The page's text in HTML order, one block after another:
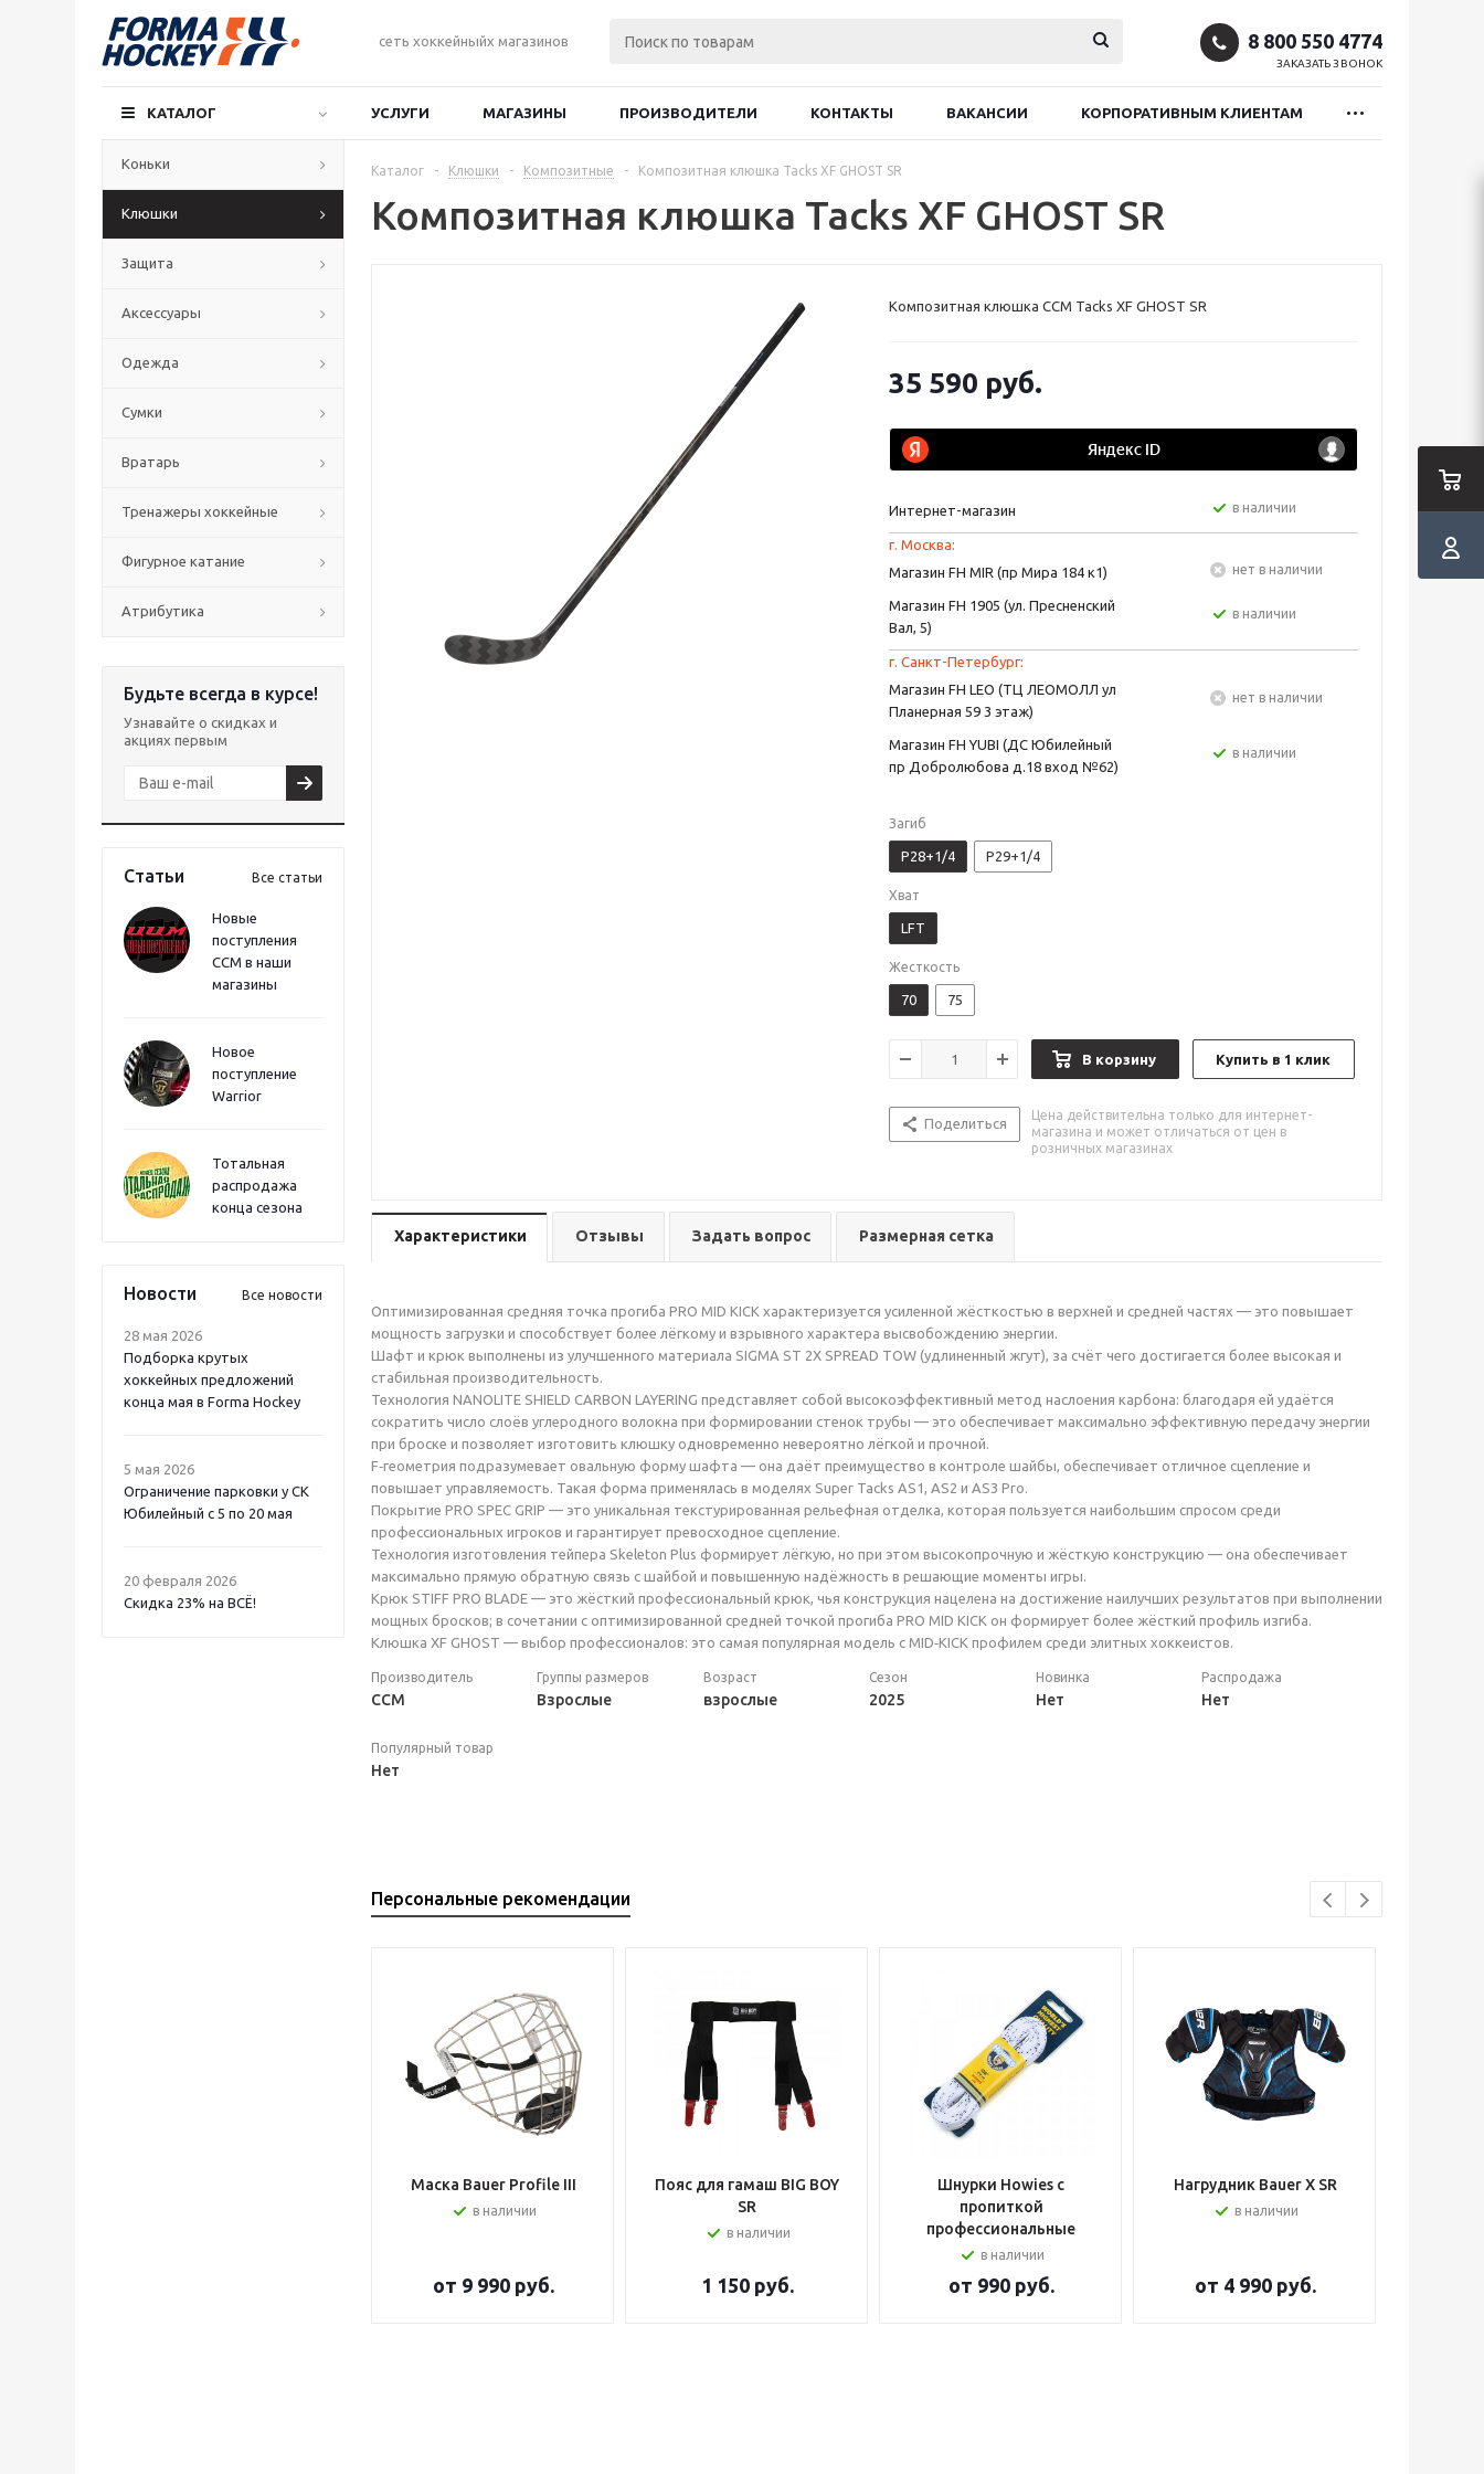
сеть хоккейныйх магазинов 8 800 550 4774
ЗАКАЗАТЬ ЗВОНОК
КАТАЛОГ УСЛУГИ МАГАЗИНЫ ПРОИЗВОДИТЕЛИ КОНТАКТЫ ВАКАНСИИ КОРПОРАТИВНЫМ КЛИЕНТАМ
Коньки
Клюшки
Защита
Аксессуары
Одежда
Сумки
Вратарь
Тренажеры хоккейные
Фигурное катание
Атрибутика
Будьте всегда в курсе!
Узнавайте о скидках и
акциях первым
Статьи Все статьи
Новые
поступления
CCM в наши
магазины
Новое
поступление
Warrior
Тотальная
распродажа
конца сезона
Новости Все новости
28 мая 2026
Подборка крутых
хоккейных предложений
конца мая в Forma Hockey
5 мая 2026
Ограничение парковки у СК
Юбилейный с 5 по 20 мая
20 февраля 2026
Скидка 23% на ВСË!
Каталог - Клюшки - Композитные - Композитная клюшка Tacks XF GHOST SR
Композитная клюшка Tacks XF GHOST SR
Композитная клюшка CCM Tacks XF GHOST SR
35 590 руб.
Интернет-магазин в наличии
г. Москва:
Магазин FH MIR (пр Мира 184 к1)
Нет в наличии
Магазин FH 1905 (ул. Пресненский
Вал, 5)
в наличии
г. Санкт-Петербург:
Магазин FH LEO (ТЦ ЛЕОМОЛЛ ул
Планерная 59 3 этаж)
Нет в наличии
Магазин FH YUBI (ДС Юбилейный
пр Добролюбова д.18 вход №62)
в наличии
Загиб
P28+1/4 P29+1/4
Хват
LFT
Жесткость
70 75
В корзину Купить в 1 клик
Поделиться
Цена действительна только для интернет-
магазина и может отличаться от цен в
розничных магазинах
Характеристики Отзывы Задать вопрос Размерная сетка
Оптимизированная средняя точка прогиба PRO MID KICK характеризуется усиленной жёсткостью в верхней и средней частях — это повышает
мощность загрузки и способствует более лёгкому и взрывного характера высвобождению энергии.
Шафт и крюк выполнены из улучшенного материала SIGMA ST 2X SPREAD TOW (удлиненный жгут), за счёт чего достигается более высокая и
стабильная производительность.
Технология NANOLITE SHIELD CARBON LAYERING представляет собой высокоэффективный метод наслоения карбона: благодаря ей удаётся
сократить число слоёв углеродного волокна при формировании стенок трубы — это обеспечивает максимально эффективную передачу энергии
при броске и позволяет изготовить клюшку одновременно невероятно лёгкой и прочной.
F‑геометрия подразумевает овальную форму шафта — она даёт преимущество в контроле шайбы, обеспечивает отличное сцепление и
повышает управляемость. Такая форма применялась в моделях Super Tacks AS1, AS2 и AS3 Pro.
Покрытие PRO SPEC GRIP — это уникальная текстурированная рельефная отделка, которая пользуется наибольшим спросом среди
профессиональных игроков и гарантирует превосходное сцепление.
Технология изготовления тейпера Skeleton Plus формирует лёгкую, но при этом высокопрочную и жёсткую конструкцию — она обеспечивает
максимально прямую обратную связь с шайбой и повышенную надёжность в решающие моменты игры.
Крюк STIFF PRO BLADE — это жёсткий профессиональный крюк, чья конструкция нацелена на достижение наилучших результатов при выполнении
мощных бросков; в сочетании с оптимизированной средней точкой прогиба PRO MID KICK он формирует более жёсткий профиль изгиба.
Клюшка XF GHOST — выбор профессионалов: это самая популярная модель с MID‑KICK профилем среди элитных хоккеистов.
Производитель
CCM
Группы размеров
Взрослые
Возраст
взрослые
Сезон
2025
Новинка
Нет
Распродажа
Нет
Популярный товар
Нет
Персональные рекомендации
Маска Bauer Profile III
в наличии
от 9 990 руб.
Пояс для гамаш BIG BOY
SR
в наличии
1 150руб.
Шнурки Howies с
пропиткой
профессиональные
в наличии
от 990 руб.
Нагрудник Bauer X SR
в наличии
от 4 990 руб.